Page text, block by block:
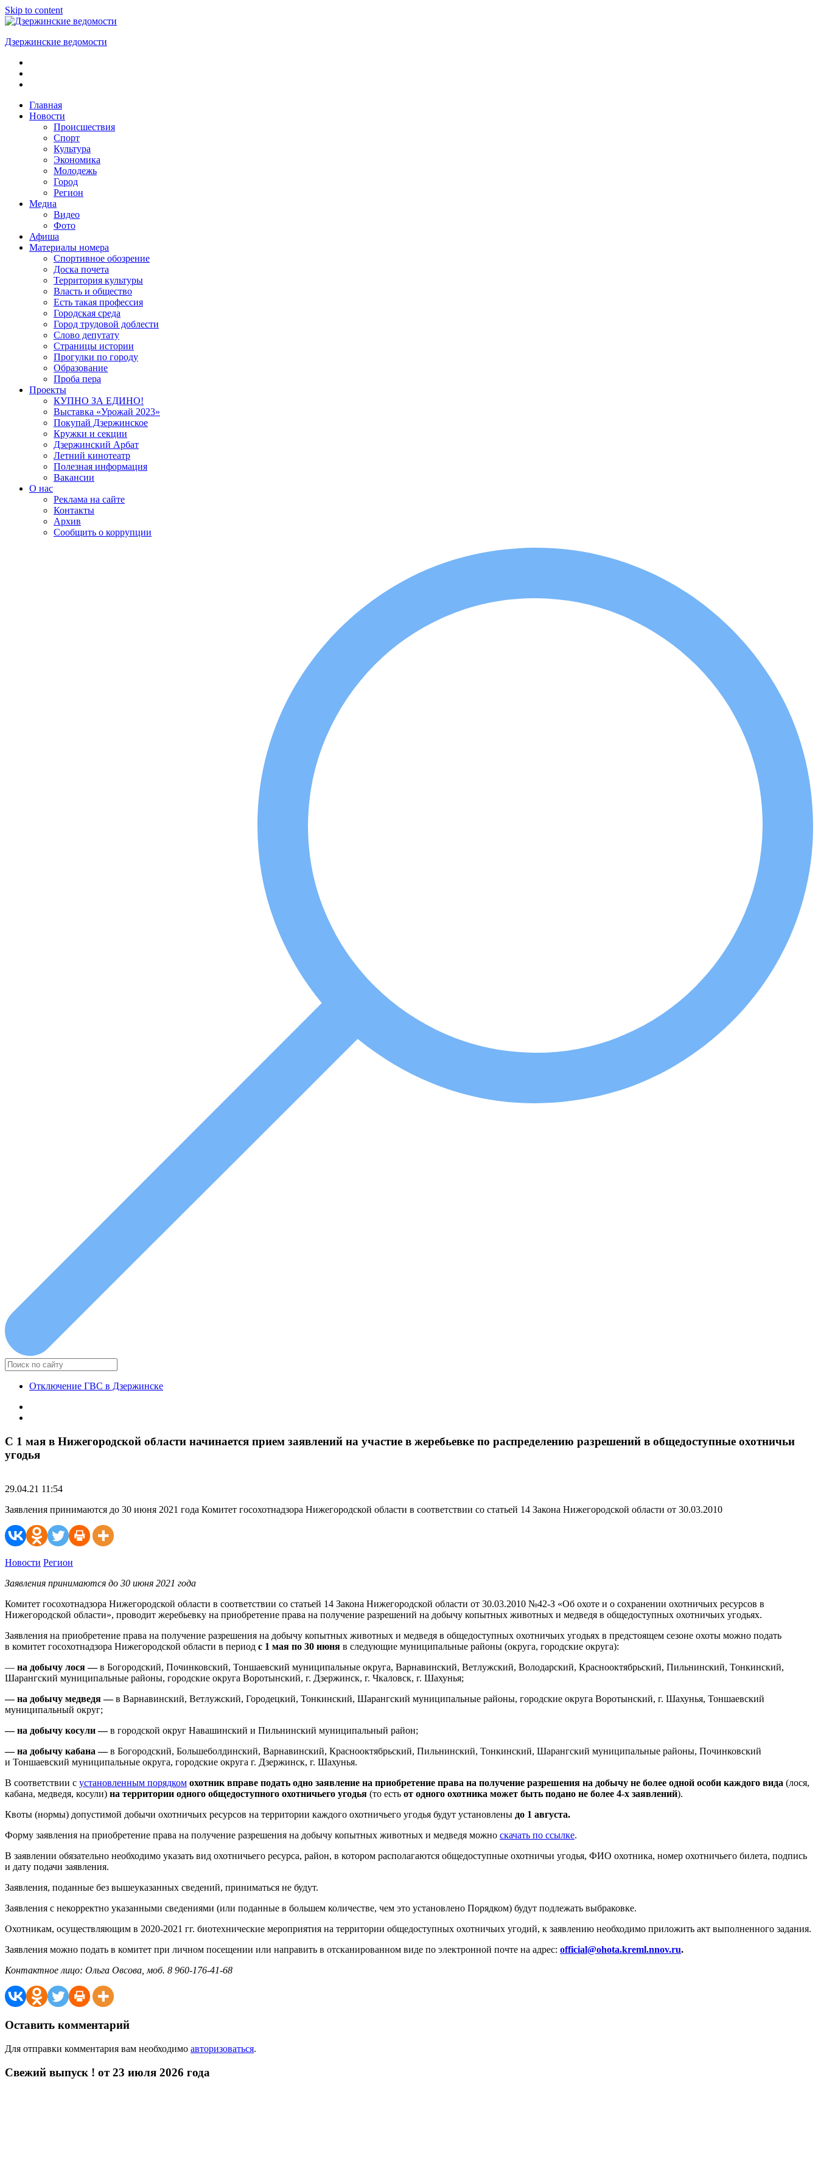
Skip to content
Дзержинские ведомости
ОБЩЕСТВЕННО-
ПОЛИТИЧЕСКАЯ
ГАЗЕТАГлавная
Новости
Происшествия
Спорт
Культура
Экономика
Молодежь
Город
Регион
Медиа
Видео
Фото
Афиша
Материалы номера
Спортивное обозрение
Доска почета
Территория культуры
Власть и общество
Есть такая профессия
Городская среда
Город трудовой доблести
Слово депутату
Страницы истории
Прогулки по городу
Образование
Проба пера
Проекты
КУПНО ЗА ЕДИНО!
Выставка «Урожай 2023»
Покупай Дзержинское
Кружки и секции
Дзержинский Арбат
Летний кинотеатр
Полезная информация
Вакансии
О нас
Реклама на сайте
Контакты
Архив
Сообщить о коррупции
Отключение ГВС в Дзержинске
С 1 мая в Нижегородской области начинается прием заявлений на участие в жеребьевке по распределению разрешений в общедоступные охотничьи
угодья
29.04.21 11:54
Заявления принимаются до 30 июня 2021 года Комитет госохотнадзора Нижегородской области в соответствии со статьей 14 Закона Нижегородской области от 30.03.2010
Новости Регион
Заявления принимаются до 30 июня 2021 года
Комитет госохотнадзора Нижегородской области в соответствии со статьей 14 Закона Нижегородской области от 30.03.2010 №42-З «Об охоте и о сохранении охотничьих ресурсов в
Нижегородской области», проводит жеребьевку на приобретение права на получение разрешений на добычу копытных животных и медведя в общедоступных охотничьих угодьях.
Заявления на приобретение права на получение разрешения на добычу копытных животных и медведя в общедоступных охотничьих угодьях в предстоящем сезоне охоты можно подать
в комитет госохотнадзора Нижегородской области в период с 1 мая по 30 июня в следующие муниципальные районы (округа, городские округа):
— на добычу лося —в Богородский, Починковский, Тоншаевский муниципальные округа, Варнавинский, Ветлужский, Володарский, Краснооктябрьский, Пильнинский, Тонкинский,
Шарангский муниципальные районы, городские округа Воротынский, г. Дзержинск, г. Чкаловск, г. Шахунья;
— на добычу медведя —в Варнавинский, Ветлужский, Городецкий, Тонкинский, Шарангский муниципальные районы, городские округа Воротынский, г. Шахунья, Тоншаевский
муниципальный округ;
— на добычу косули —в городской округ Навашинский и Пильнинский муниципальный район;
— на добычу кабана —в Богородский, Большеболдинский, Варнавинский, Краснооктябрьский, Пильнинский, Тонкинский, Шарангский муниципальные районы, Починковский
и Тоншаевский муниципальные округа, городские округа г. Дзержинск, г. Шахунья.
В соответствии с установленным порядком охотник вправе подать одно заявление на приобретение права на получение разрешения на добычу не более одной особи каждого вида (лося,
кабана, медведя, косули) на территории одного общедоступного охотничьего угодья (то есть от одного охотника может быть подано не более 4-х заявлений).
Квоты (нормы) допустимой добычи охотничьих ресурсов на территории каждого охотничьего угодья будут установлены до 1 августа.
Форму заявления на приобретение права на получение разрешения на добычу копытных животных и медведя можно скачать по ссылке.
В заявлении обязательно необходимо указать вид охотничьего ресурса, район, в котором располагаются общедоступные охотничьи угодья, ФИО охотника, номер охотничьего билета, подпись
и дату подачи заявления.
Заявления, поданные без вышеуказанных сведений, приниматься не будут.
Заявления с некорректно указанными сведениями (или поданные в большем количестве, чем это установлено Порядком) будут подлежать выбраковке.
Охотникам, осуществляющим в 2020-2021 гг. биотехнические мероприятия на территории общедоступных охотничьих угодий, к заявлению необходимо приложить акт выполненного задания.
Заявления можно подать в комитет при личном посещении или направить в отсканированном виде по электронной почте на адрес: official@ohota.kreml.nnov.ru.
Контактное лицо: Ольга Овсова, моб. 8 960-176-41-68
Оставить комментарий
Для отправки комментария вам необходимо авторизоваться.
Свежий выпуск ! от 23 июля 2026 года